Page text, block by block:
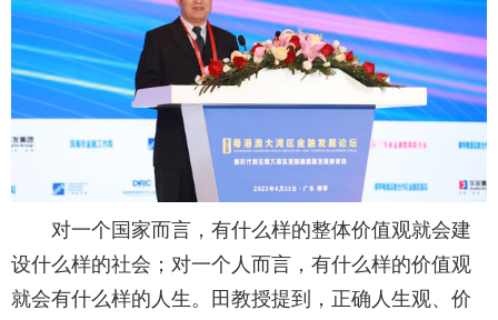
对一个国家而言，有什么样的整体价值观就会建
设什么样的社会；对一个人而言，有什么样的价值观
就会有什么样的人生。田教授提到，正确人生观、价